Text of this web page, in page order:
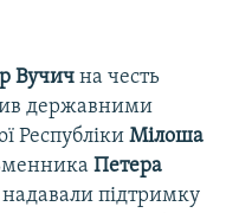
Вучич на честь
державними
Республіки Мілоша
Петера
підтримку